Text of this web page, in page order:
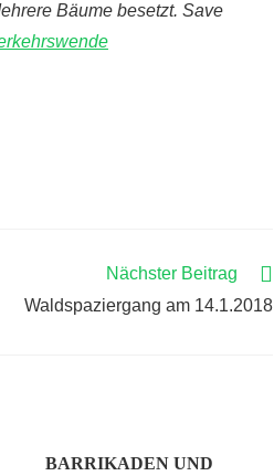
Bäume besetzt. Save
Nächster Beitrag
Waldspaziergang am 14.1.2018
BARRIKADEN UND